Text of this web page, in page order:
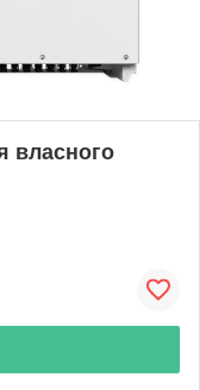
власного